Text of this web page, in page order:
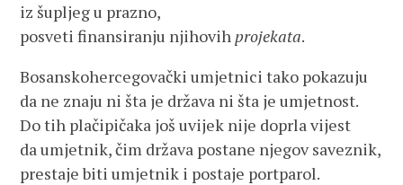
iz šupljeg u prazno,
posveti finansiranju njihovih projekata.
Bosanskohercegovački umjetnici tako pokazuju
da ne znaju ni šta je država ni šta je umjetnost.
Do tih plačipičaka još uvijek nije doprla vijest
da umjetnik, čim država postane njegov saveznik,
prestaje biti umjetnik i postaje portparol.